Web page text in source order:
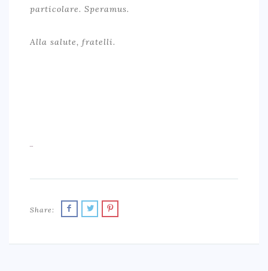
particolare. Speramus.
Alla salute, fratelli.
Share: